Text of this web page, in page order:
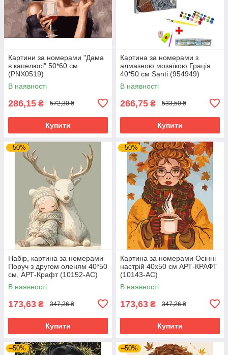
Картини за номерами "Дама
в капелюсі" 50*60 см
(PNX0519)
В наявності
286,15 ₴ 572,30 ₴
Купити
Картина за номерами з
алмазною мозаїкою Грація
40*50 см Santi (954949)
В наявності
266,75 ₴ 533,50 ₴
Купити
–50%
Набір, картина за номерами
Поруч з другом оленям 40*50
см, АРТ-Крафт (10152-AC)
В наявності
173,63 ₴ 347,26 ₴
Купити
–50%
Картина за номерами Осінні
настрій 40х50 см АРТ-КРАФТ
(10143-AC)
В наявності
173,63 ₴ 347,26 ₴
Купити
–50% –50%